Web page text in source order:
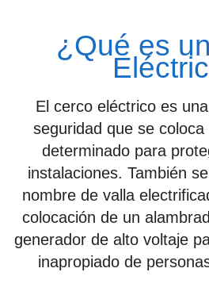
¿Qué es
El cerco eléctrico es
seguridad que se
determinado para
instalaciones. También
nombre de valla
colocación de un
generador de alto voltaje
inapropiado de